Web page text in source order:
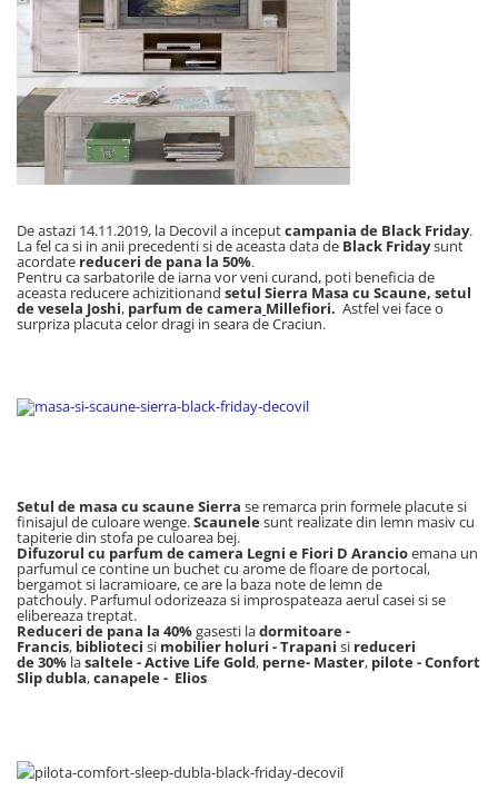
Accesorii lavoare
Cabine si usi de dus
Cadite dus
Rigole dus, sifoane
Cazi de baie
Cazi drepte
Cazi asimetrice
Cazi freestanding
Paravane pentru cada
Piese si accesorii pentru cazi
Sifoane -sisteme de umplere cazi
Rezervoare pe vas
Lavoare
Lavoare freestanding
Lavoare pe blat
Lavoare sub blat
Lavoare pe mobilier
Lavoare incastrabile
Bideuri stative
Grohe
Hansgrohe
Ideal Standard
Kolo
Oristo
Sanindusa1
Tece
Villeroy&Boch
De astazi 14.11.2019, la Decovil a inceputcampania de Black Friday.
La fel ca si in anii precedenti si de aceasta data de Black Fridaysunt
acordate reduceri de pana la 50%.
Pentru ca sarbatorile de iarna vor veni curand, poti beneficia de
aceasta reducere achizitionand setul Sierra Masa cu Scaune, setul
de vesela Joshi, parfum de camera Millefiori. Astfel vei face o
surpriza placuta celor dragi in seara de Craciun.
Setul de masa cu scaune Sierra se remarca prin formele placute si
finisajul de culoare wenge.Scaunelesunt realizate din lemn masiv cu
tapiterie din stofa pe culoarea bej.
Difuzorul cu parfum de camera Legni e Fiori D Arancioemana un
parfumul ce contine un buchet cu arome de floare de portocal,
bergamot si lacramioare, ce are la baza note de lemn de
patchouly. Parfumul odorizeaza si improspateaza aerul casei si se
elibereaza treptat.
Reduceri de pana la 40%gasesti ladormitoare -
Francis, biblioteci si mobilier holuri - Trapani si reduceri
de 30% lasaltele - Active Life Gold, perne- Master, pilote - Confort
Slip dubla,canapele - Elios